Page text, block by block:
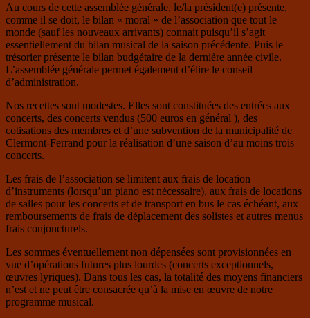
Au cours de cette assemblée générale, le/la président(e) présente,
comme il se doit, le bilan « moral » de l’association que tout le
monde (sauf les nouveaux arrivants) connait puisqu’il s’agit
essentiellement du bilan musical de la saison précédente. Puis le
trésorier présente le bilan budgétaire de la dernière année civile.
L’assemblée générale permet également d’élire le conseil
d’administration.
Nos recettes sont modestes. Elles sont constituées des entrées aux
concerts, des concerts vendus (500 euros en général ), des
cotisations des membres et d’une subvention de la municipalité de
Clermont-Ferrand pour la réalisation d’une saison d’au moins trois
concerts.
Les frais de l’association se limitent aux frais de location
d’instruments (lorsqu’un piano est nécessaire), aux frais de locations
de salles pour les concerts et de transport en bus le cas échéant, aux
remboursements de frais de déplacement des solistes et autres menus
frais conjoncturels.
Les sommes éventuellement non dépensées sont provisionnées en
vue d’opérations futures plus lourdes (concerts exceptionnels,
œuvres lyriques). Dans tous les cas, la totalité des moyens financiers
n’est et ne peut être consacrée qu’à la mise en œuvre de notre
programme musical.